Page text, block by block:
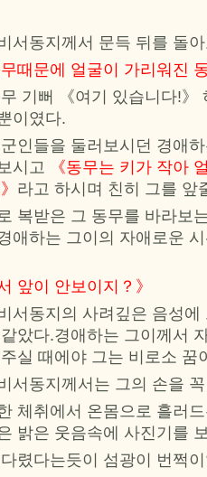
서동지께서 문득 뒤를 돌
무때문에 얼굴이 가리워진
기뻐 《여기 있습니다!》
이였다.
인들을 둘러보시던 경애
시고
《동무는 키가 작아
라고 하시며 친히 그를 앞
복받은 그 동무를 바라보
애하는 그이의 자애로운
앞이 안보이지？》
서동지의 사려깊은 음성
았다.경애하는 그이께서
실 때에야 그는 비로소 꿈
서동지께서는 그의 손을
체취에서 온몸으로 흘러
밝은 웃음속에 사진기를
렸다는듯이 섬광이 번쩍